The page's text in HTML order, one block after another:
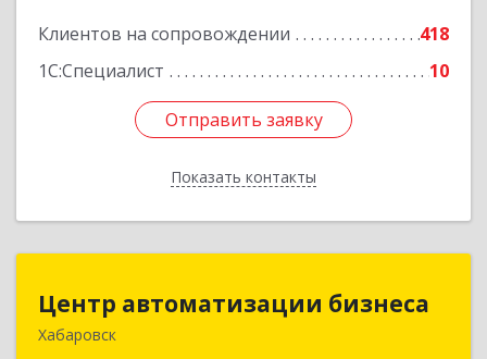
Клиентов на сопровождении
418
1С:Специалист
10
Отправить заявку
Показать контакты
Отправить заявку
Назад
Центр автоматизации бизнеса
Хабаровск
Центр автоматизации бизнеса
680030, Хабаровский край, Хабаровск г, Ленина